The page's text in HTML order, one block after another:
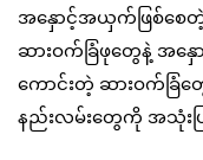
အနှောင့်အယှက်ဖြစ်စေ
ဆားဝက်ခြံဖုတွေနဲ့ အနှ
ကောင်းတဲ့ ဆားဝက်ခြံတွ
နည်းလမ်းတွေကို အသုံးပ